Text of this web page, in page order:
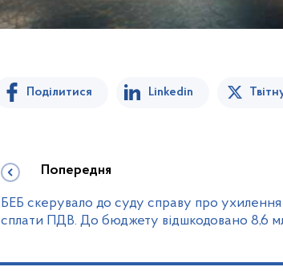
Поділитися Linkedin
Попередня
БЕБ скерувало до суду справу про ухилення
сплати ПДВ. До бюджету відшкодовано 8,6